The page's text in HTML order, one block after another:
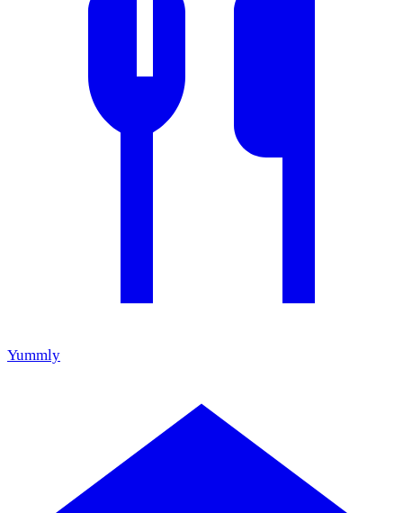
Yummly